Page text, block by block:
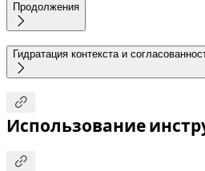
Продолжения

Гидратация контекста и


Использование
